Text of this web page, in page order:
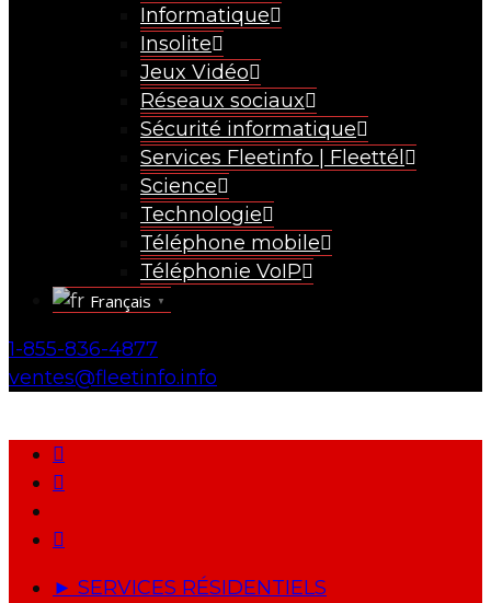
Informatique
Insolite
Jeux Vidéo
Réseaux sociaux
Sécurité informatique
Services Fleetinfo | Fleettél
Science
Technologie
Téléphone mobile
Téléphonie VoIP
Français ▼
1-855-836-4877
ventes@fleetinfo.info
► SERVICES RÉSIDENTIELS